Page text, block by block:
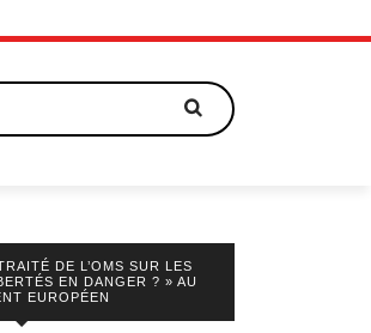
DE L’OMS SUR LES
EN DANGER ? » AU
EUROPÉEN